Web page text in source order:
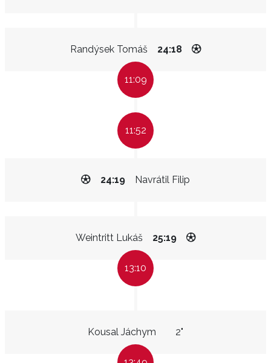
Randýsek Tomáš 24:18
11:09
11:52
Navrátil Filip
24:19
Weintritt Lukáš 25:19
13:10
Kousal Jáchym 2"